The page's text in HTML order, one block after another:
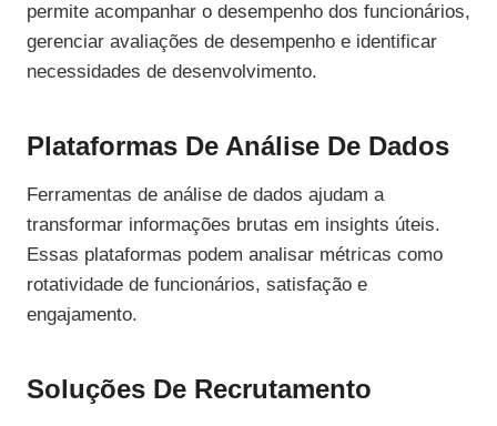
permite acompanhar o desempenho dos funcionários,
gerenciar avaliações de desempenho e identificar
necessidades de desenvolvimento.
Plataformas De Análise De Dados
Ferramentas de análise de dados ajudam a
transformar informações brutas em insights úteis.
Essas plataformas podem analisar métricas como
rotatividade de funcionários, satisfação e
engajamento.
Soluções De Recrutamento